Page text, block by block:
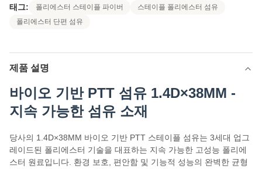
태그: 폴리에스터 스테이플 파이버
스테이플 폴리에스터 섬유
폴리에스터 단편 섬유
제품 설명
바이오 기반 PTT 섬유 1.4D×38MM -
지속 가능한 섬유 소재
당사의 1.4D×38MM 바이오 기반 PTT 스테이플 섬유는 3세대 업그
레이드된 폴리에스터 기술을 대표하는 지속 가능한 고성능 폴리에
스터 원료입니다. 환경 보호, 편안함 및 기능적 성능의 완벽한 균형